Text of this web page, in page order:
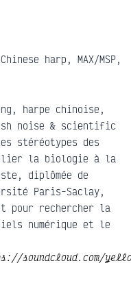
harp, MAX/MSP,
harpe chinoise,
noise & scientific
stéréotypes des
la biologie à la
diplômée de
Paris-Saclay,
pour rechercher la
numérique et le
soundcloud.com/